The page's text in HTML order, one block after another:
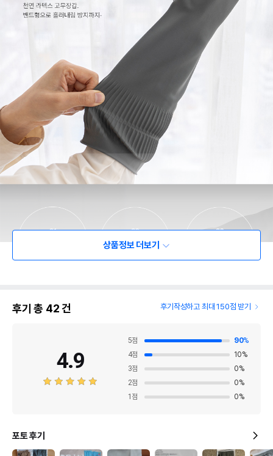
상품정보 더보기
후기 총 42건 후기작성하고 최대 150점 받기
4.9
5점 90%
4점 10%
3점 0%
2점 0%
1 점 0%
포토 후기